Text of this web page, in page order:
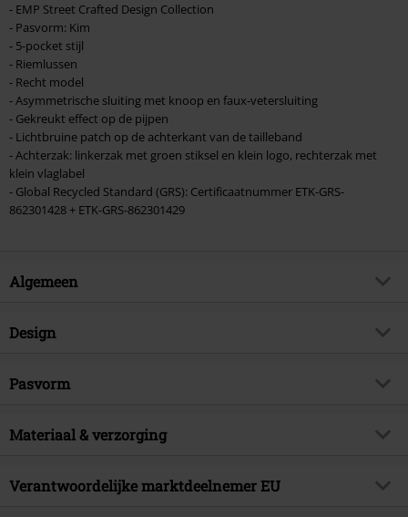
- EMP Street Crafted Design Collection
- Pasvorm: Kim
- 5-pocket stijl
- Riemlussen
- Recht model
- Asymmetrische sluiting met knoop en faux-vetersluiting
- Gekreukt effect op de pijpen
- Lichtbruine patch op de achterkant van de tailleband
- Achterzak: linkerzak met groen stiksel en klein logo, rechterzak met
klein vlaglabel
- Global Recycled Standard (GRS): Certificaatnummer ETK-GRS-
862301428 + ETK-GRS-862301429
Algemeen
Artikelnr.
Exclusief
Handtekening
nee
Design
Producttype
Bedrukt
Sluiting
Knoopdetail
Pasvorm
Stijl/Vorm
Beenvorm
Recht
Materiaal & verzorging
Buitenmateriaal
66% katoen, 34% polyester
(gerecycled)
Verantwoordelijke marktdeelnemer EU